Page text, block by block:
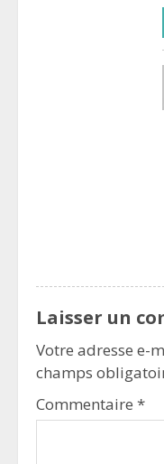
Laisser un
Votre adresse e-
champs
Commentaire *